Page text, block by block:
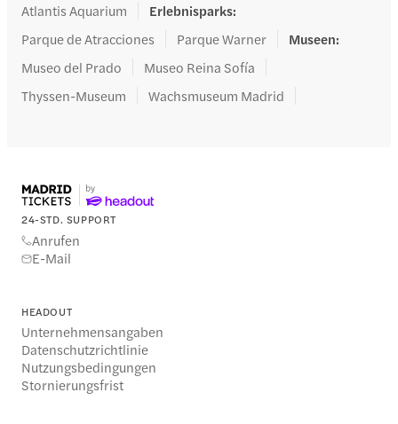
Atlantis Aquarium
Erlebnisparks:
Parque de Atracciones
Parque Warner Museen:
Museo del Prado
Museo Reina Sofía
Thyssen-Museum
Wachsmuseum Madrid
24-STD. SUPPORT
Anrufen
E-Mail
HEADOUT
Unternehmensangaben
Datenschutzrichtlinie
Nutzungsbedingungen
Stornierungsfrist